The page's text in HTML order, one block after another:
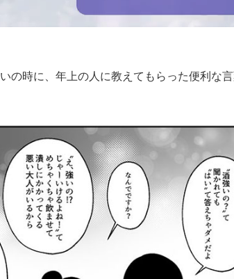
の時に、年上の人に教えてもらった便利な